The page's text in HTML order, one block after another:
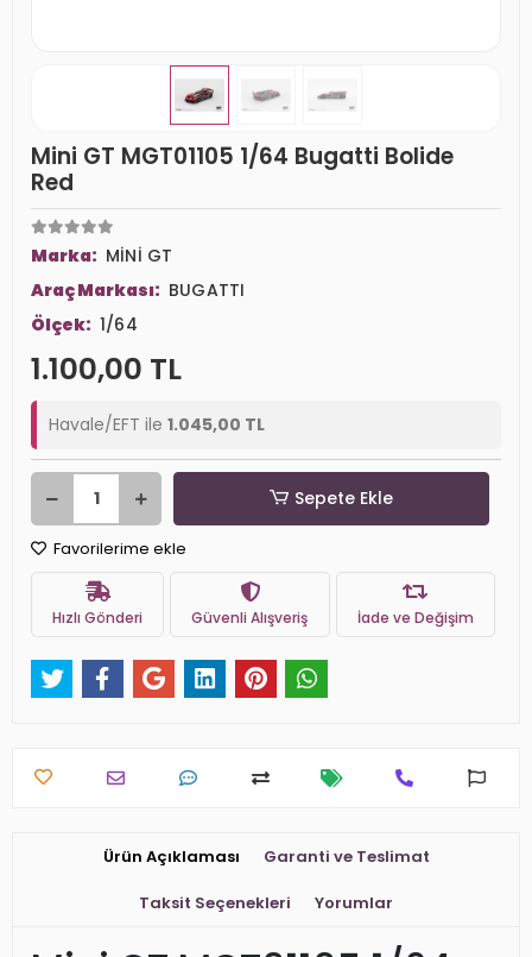
Mini GT MGT01105 1/64 Bugatti Bolide
Red
Marka: MİNİ GT
Araç Markası: BUGATTI
Ölçek: 1/64
1.100,00 TL
Havale/EFT ile 1.045,00 TL
Sepete Ekle
Favorilerime ekle
Hızlı Gönderi Güvenli Alışveriş İade ve Değişim
Ürün Açıklaması Garanti ve Teslimat
Taksit Seçenekleri Yorumlar